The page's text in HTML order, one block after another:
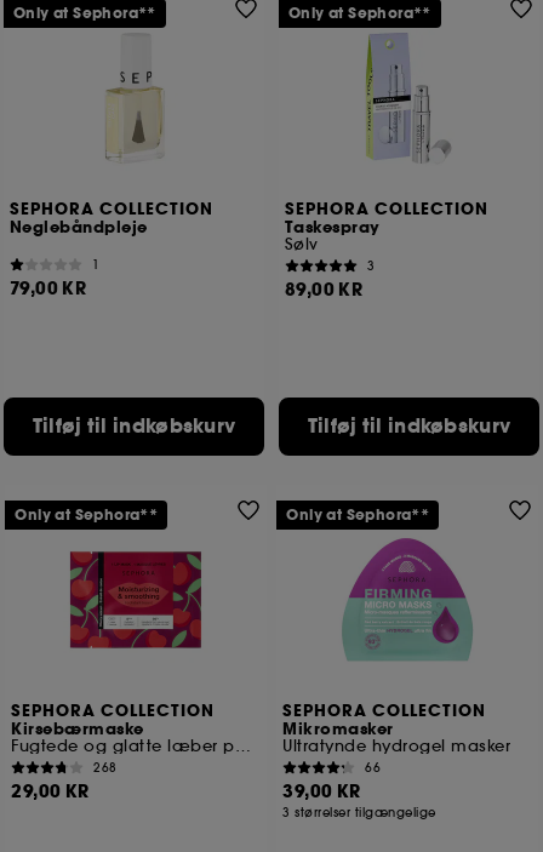
SEPHORA COLLECTION
Neglebåndpleje
1
79,00 KR
Tilføj til indkøbskurv
Only at Sephora**
SEPHORA COLLECTION
Taskespray
Sølv
3
89,00 KR
Tilføj til indkøbskurv
Only at Sephora**
SEPHORA COLLECTION
Kirsebærmaske
Fugtede og glatte læber på fem minutter
268
29,00 KR
Only at Sephora**
SEPHORA COLLECTION
Mikromasker
Ultratynde hydrogel masker
66
39,00 KR
3 størrelser tilgængelige
Only at Sephora**